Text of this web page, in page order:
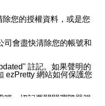
您的授權資料，或是您
司會盡快清除您的帳號和
註記。如果聲明的
ezPretty 網站如何保護您
，切記要關閉瀏覽器視